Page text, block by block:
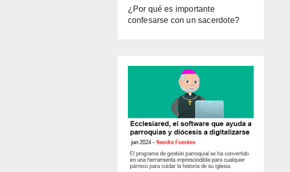
¿Por qué es importante
confesarse con un sacerdote?